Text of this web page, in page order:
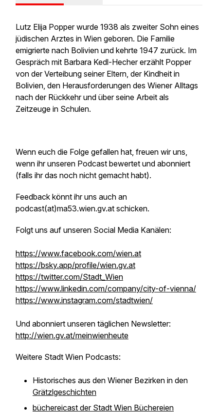
Lutz Elija Popper wurde 1938 als zweiter Sohn eines
jüdischen Arztes in Wien geboren. Die Familie
emigrierte nach Bolivien und kehrte 1947 zurück. Im
Gespräch mit Barbara Kedl-Hecher erzählt Popper
von der Verteibung seiner Eltern, der Kindheit in
Bolivien, den Herausforderungen des Wiener Alltags
nach der Rückkehr und über seine Arbeit als
Zeitzeuge in Schulen.
Wenn euch die Folge gefallen hat, freuen wir uns,
wenn ihr unseren Podcast bewertet und abonniert
(falls ihr das noch nicht gemacht habt).
Feedback könnt ihr uns auch an
podcast(at)ma53.wien.gv.at schicken.
Folgt uns auf unseren Social Media Kanälen:
https://www.facebook.com/wien.at
https://bsky.app/profile/wien.gv.at
https://twitter.com/Stadt_Wien
https://www.linkedin.com/company/city-of-vienna/
https://www.instagram.com/stadtwien/
Und abonniert unseren täglichen Newsletter:
http://wien.gv.at/meinwienheute
Weitere Stadt Wien Podcasts:
Historisches aus den Wiener Bezirken in den
Grätzlgeschichten
büchereicast der Stadt Wien Büchereien